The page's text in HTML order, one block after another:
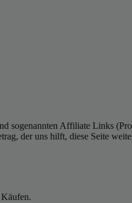
sogenannten Affiliate Links
der uns hilft, diese Seite